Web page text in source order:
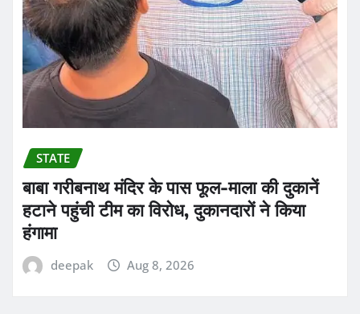
STATE
बाबा गरीबनाथ मंदिर के पास फूल-माला की दुकानें
हटाने पहुंची टीम का विरोध, दुकानदारों ने किया
हंगामा
deepak Aug 8, 2026